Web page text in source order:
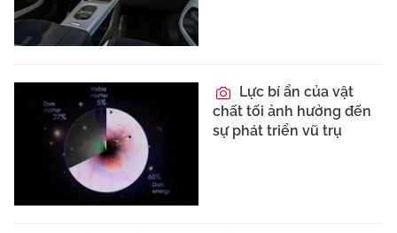
Lực bí ẩn của vật
chất tối ảnh hưởng đến
sự phát triển vũ trụ